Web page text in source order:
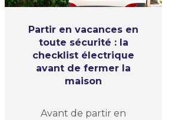
Partir en vacances en
toute sécurité : la
checklist électrique
avant de fermer la
maison
Avant de partir en